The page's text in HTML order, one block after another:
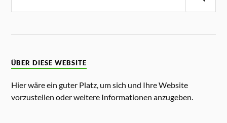
ÜBER DIESE WEBSITE
Hier wäre ein guter Platz, um sich und Ihre Website
vorzustellen oder weitere Informationen anzugeben.